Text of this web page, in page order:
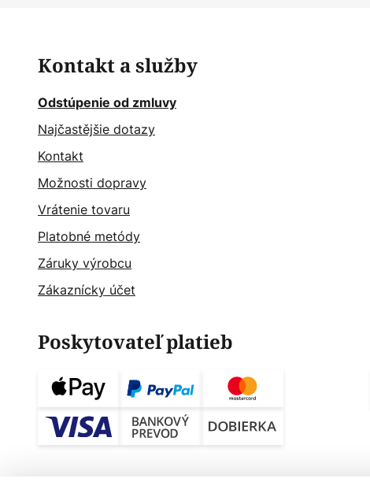
Kontakt a služby
Odstúpenie od zmluvy
Najčastějšie dotazy
Kontakt
Možnosti dopravy
Vrátenie tovaru
Platobné metódy
Záruky výrobcu
Zákaznícky účet
Poskytovateľ platieb